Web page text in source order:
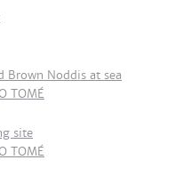
Brown Noddis at sea
TOMÉ
site
TOMÉ